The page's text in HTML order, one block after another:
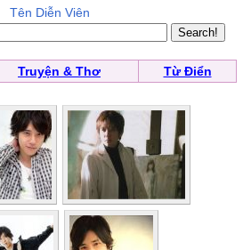
Tên Diễn Viên
Truyện & Thơ Từ Điển